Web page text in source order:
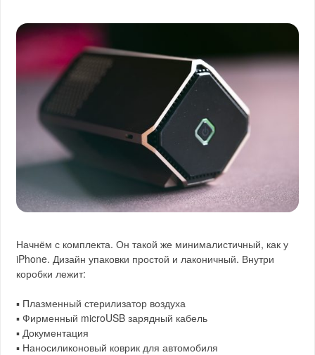
Начнём с комплекта. Он такой же минималистичный, как у
iPhone. Дизайн упаковки простой и лаконичный. Внутри
коробки лежит:
▪️ Плазменный стерилизатор воздуха
▪️ Фирменный microUSB зарядный кабель
▪️ Документация
▪️ Наносиликоновый коврик для автомобиля